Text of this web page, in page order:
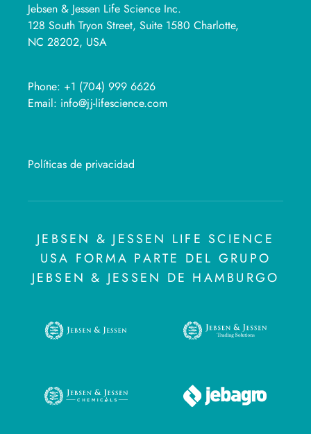
Jebsen & Jessen Life Science Inc.
128 South Tryon Street, Suite 1580 Charlotte,
NC 28202, USA
Phone: +1 (704) 999 6626
Email: info@jj-lifescience.com
Políticas de privacidad
JEBSEN & JESSEN LIFE SCIENCE
USA FORMA PARTE DEL GRUPO
JEBSEN & JESSEN DE HAMBURGO